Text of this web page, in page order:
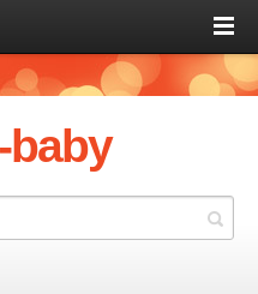
baby